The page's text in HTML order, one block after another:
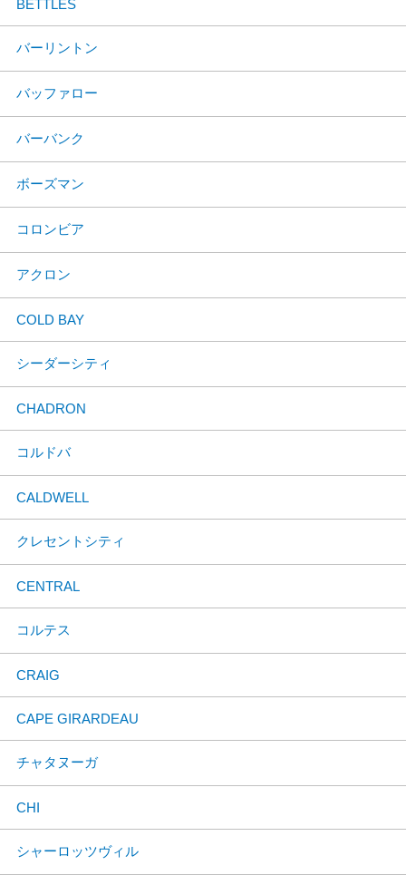
BETTLES
バーリントン
バッファロー
バーバンク
ボーズマン
コロンビア
アクロン
COLD BAY
シーダーシティ
CHADRON
コルドバ
CALDWELL
クレセントシティ
CENTRAL
コルテス
CRAIG
CAPE GIRARDEAU
チャタヌーガ
CHI
シャーロッツヴィル